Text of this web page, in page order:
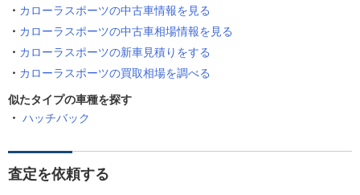
カローラスポーツの中古車情報を見る
カローラスポーツの中古車相場情報を見る
カローラスポーツの新車見積りをする
カローラスポーツの買取相場を調べる
似たタイプの車種を探す
ハッチバック
査定を依頼する